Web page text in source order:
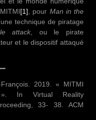
[1], pour Man in the
technique de piratage
attack, ou le pirate
et le dispositif attaqué
2019. « MITMI
». In Virtual Reality
33‑ 38. ACM